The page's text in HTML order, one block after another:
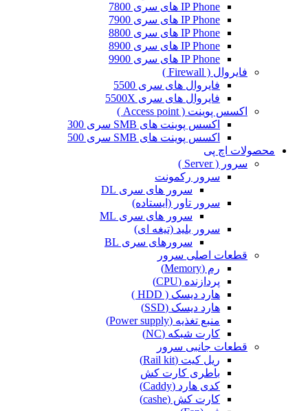
IP Phone های سری 7800
IP Phone های سری 7900
IP Phone های سری 8800
IP Phone های سری 8900
IP Phone های سری 9900
فایروال ( Firewall )
فایروال های سری 5500
فایروال های سری 5500X
اکسس پوینت ( Access point )
اکسس پوینت های SMB سری 300
اکسس پوینت های SMB سری 500
محصولات اچ پی
سرور ( Server )
سرور رکمونت
سرور های سری DL
سرور تاور (ایستاده)
سرور های سری ML
سرور بلید (تیغه ای)
سرورهای سری BL
قطعات اصلی سرور
رم (Memory)
پردازنده (CPU)
هارد دیسک ( HDD )
هارد دیسک (SSD)
منبع تغذیه (Power supply)
کارت شبکه (NC)
قطعات جانبی سرور
ریل کیت (Rail kit)
باطری کارت کش
کدی هارد (Caddy)
کارت کش (cashe)